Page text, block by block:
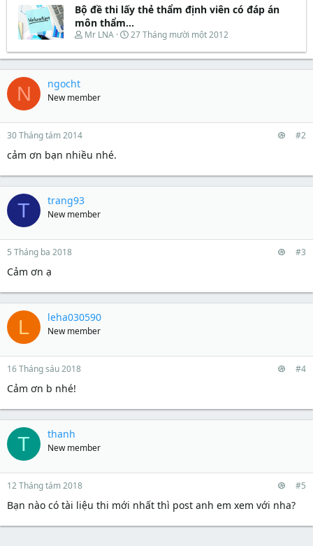
t
e
r
a
d
s
a
r
b
t
ầ
Bộ đề thi lấy thẻ thẩm định viên có đáp án
môn thẩm...
T
r
e
s
a
e
Mr LNA
N
à
y
ầ
27 Tháng mười một 2012
N ngocht
New member
30 Tháng tám 2014 #2
cảm ơn bạn nhiều nhé.
T trang93
New member
5 Tháng ba 2018 #3
Cảm ơn ạ
L leha030590
New member
16 Tháng sáu 2018 #4
Cảm ơn b nhé!
T thanh
New member
12 Tháng tám 2018 #5
Bạn nào có tài liệu thi mới nhất thì post anh em xem với nha?